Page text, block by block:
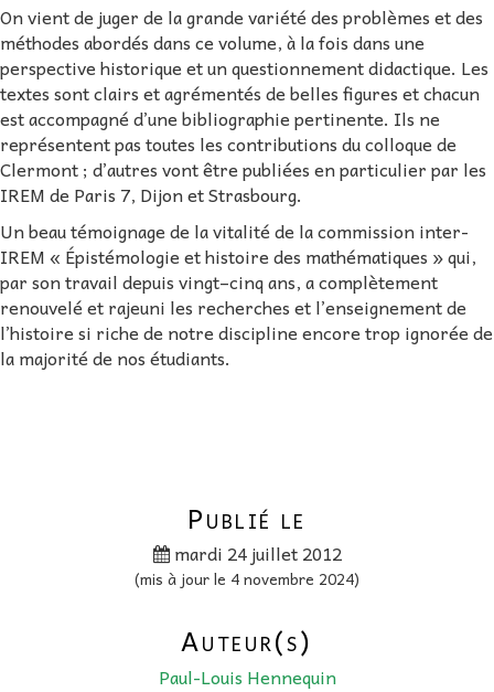
On vient de juger de la grande variété des problèmes et des
méthodes abordés dans ce volume, à la fois dans une
perspective historique et un questionnement didactique. Les
textes sont clairs et agrémentés de belles figures et chacun
est accompagné d’une bibliographie pertinente. Ils ne
représentent pas toutes les contributions du colloque de
Clermont ; d’autres vont être publiées en particulier par les
IREM de Paris 7, Dijon et Strasbourg.
Un beau témoignage de la vitalité de la commission inter-
IREM « Épistémologie et histoire des mathématiques » qui,
par son travail depuis vingt–cinq ans, a complètement
renouvelé et rajeuni les recherches et l’enseignement de
l’histoire si riche de notre discipline encore trop ignorée de
la majorité de nos étudiants.
Publié le
mardi 24 juillet 2012
(mis à jour le 4 novembre 2024)
Auteur(s)
Paul-Louis Hennequin